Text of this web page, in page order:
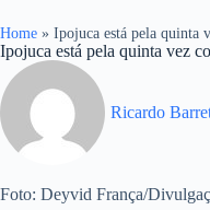
Home » Ipojuca está pela quinta
Ipojuca está pela quinta vez
Ricardo
Foto: Deyvid França/